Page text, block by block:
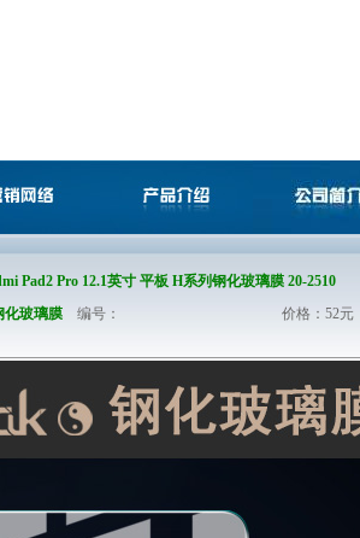
Pad2 Pro 12.1英寸 平板 H系列钢化玻璃膜 20-2510
化玻璃膜
编号： 价格：52元